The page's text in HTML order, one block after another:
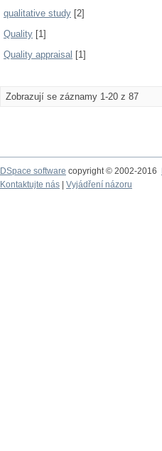
qualitative study [2]
Quality [1]
Quality appraisal [1]
Zobrazují se záznamy 1-20 z 87
DSpace software copyright © 2002-2016
Kontaktujte nás
Vyjádření názoru